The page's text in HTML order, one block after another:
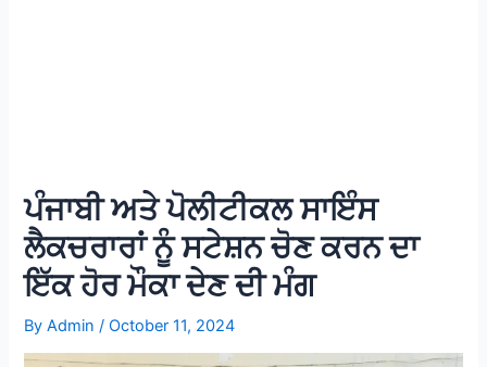
ਪੰਜਾਬੀ ਅਤੇ ਪੋਲੀਟੀਕਲ ਸਾਇੰਸ
ਲੈਕਚਰਾਰਾਂ ਨੂੰ ਸਟੇਸ਼ਨ ਚੋਣ ਕਰਨ ਦਾ
ਇੱਕ ਹੋਰ ਮੌਕਾ ਦੇਣ ਦੀ ਮੰਗ
ByAdmin/October 11, 2024